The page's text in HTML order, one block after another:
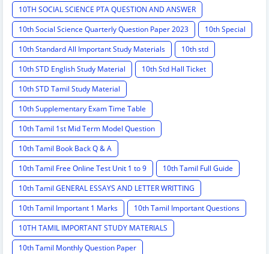
10TH SOCIAL SCIENCE PTA QUESTION AND ANSWER
10th Social Science Quarterly Question Paper 2023
10th Special
10th Standard All Important Study Materials
10th std
10th STD English Study Material
10th Std Hall Ticket
10th STD Tamil Study Material
10th Supplementary Exam Time Table
10th Tamil 1st Mid Term Model Question
10th Tamil Book Back Q & A
10th Tamil Free Online Test Unit 1 to 9
10th Tamil Full Guide
10th Tamil GENERAL ESSAYS AND LETTER WRITTING
10th Tamil Important 1 Marks
10th Tamil Important Questions
10TH TAMIL IMPORTANT STUDY MATERIALS
10th Tamil Monthly Question Paper